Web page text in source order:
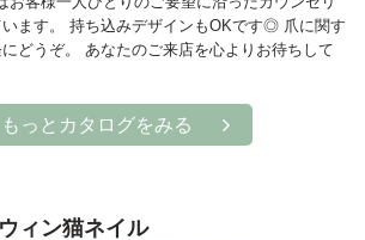
ます。 持ち込みデザインもOKです◎ 爪に関す
どうぞ。 あなたのご来店を心よりお待ちして
もっとカタログをみる
ィン猫ネイル